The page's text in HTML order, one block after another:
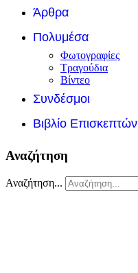
Άρθρα
Πολυμέσα
Φωτογραφίες
Τραγούδια
Βίντεο
Συνδέσμοι
Βιβλίο Επισκεπτών
Αναζήτηση
Αναζήτηση...